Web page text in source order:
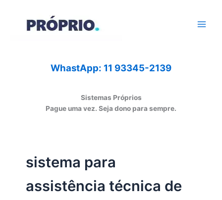
WhastApp: 11 93345-2139
Sistemas Próprios
Pague uma vez. Seja dono para sempre.
sistema para
assistência técnica de